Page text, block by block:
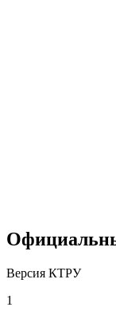
Версия КТРУ
1